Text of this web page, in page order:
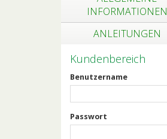
INFORMATIONEN
ANLEITUNGEN
Kundenbereich
Benutzername
Passwort